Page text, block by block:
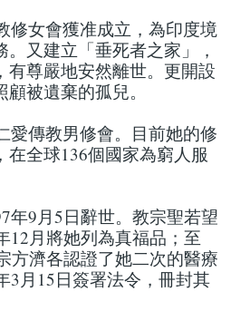
修女會獲准成立，為印度境
又建立「垂死者之家」，
有尊嚴地安然離世。更開設
顧被遺棄的孤兒。
愛傳教男修會。目前她的修
在全球136個國家為窮人服
年9月5日辭世。教宗聖若望
12月將她列為真福品；至
方濟各認證了她二次的醫療
3月15日簽署法令，冊封其